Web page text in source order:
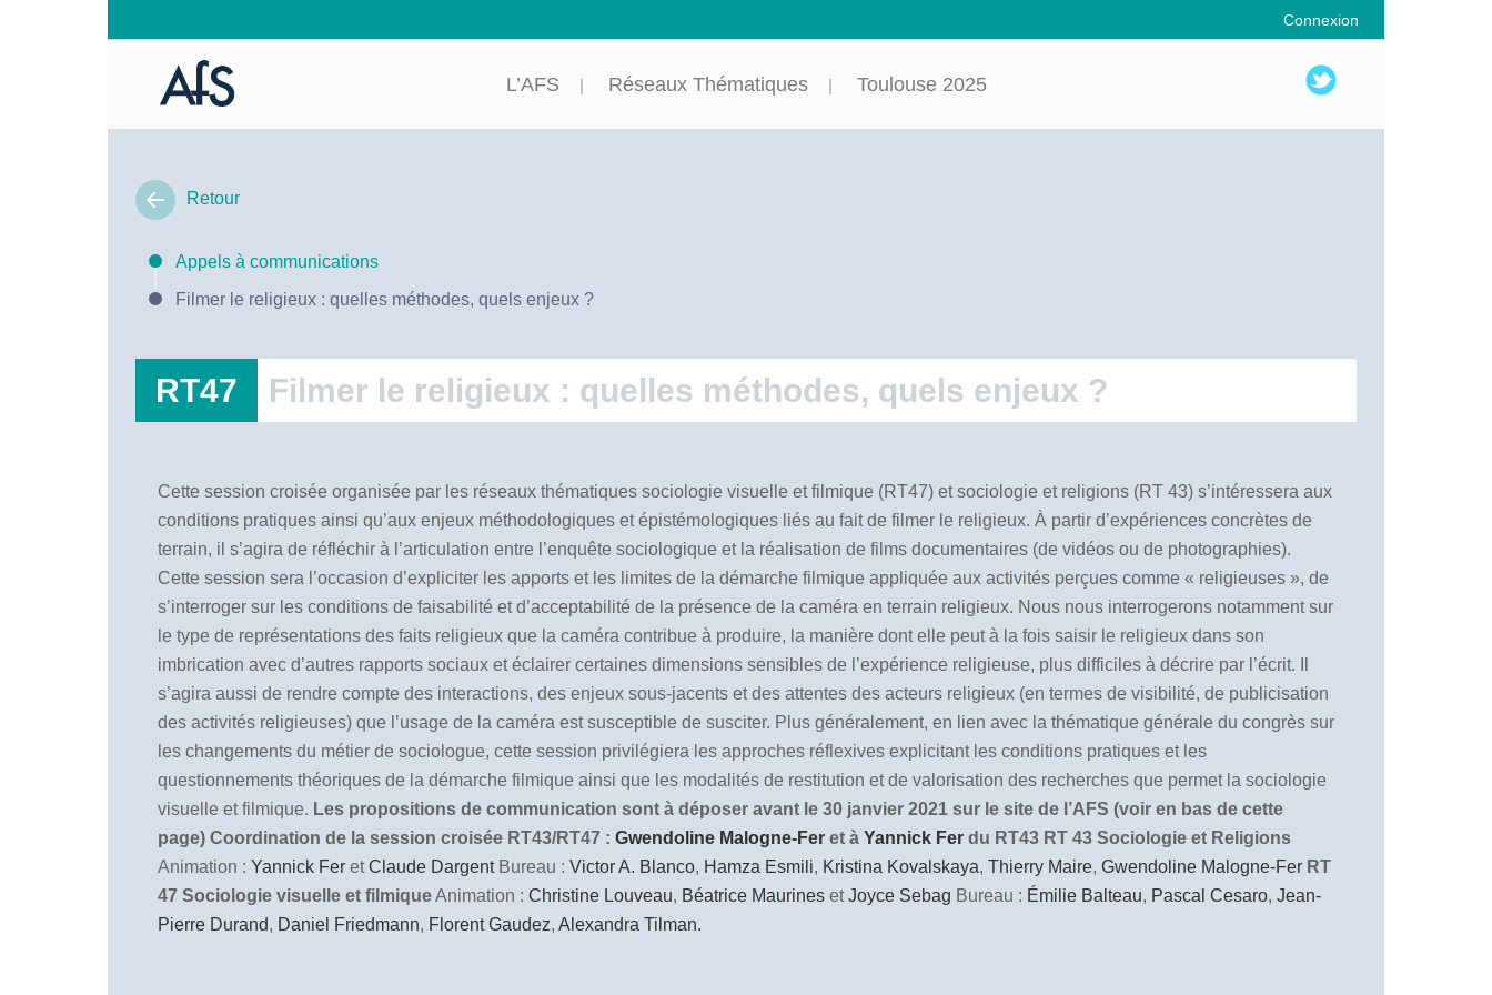
Connexion
L’AFS Réseaux Thématiques Toulouse 2025
Retour
Appels à communications
Filmer le religieux : quelles méthodes, quels enjeux ?
RT47 Filmer le religieux : quelles méthodes, quels enjeux ?
Cette session croisée organisée par les réseaux thématiques sociologie visuelle et filmique (RT47) et sociologie et religions (RT 43) s’intéressera aux
conditions pratiques ainsi qu’aux enjeux méthodologiques et épistémologiques liés au fait de filmer le religieux. À partir d’expériences concrètes de
terrain, il s’agira de réfléchir à l’articulation entre l’enquête sociologique et la réalisation de films documentaires (de vidéos ou de photographies).
Cette session sera l’occasion d’expliciter les apports et les limites de la démarche filmique appliquée aux activités perçues comme « religieuses », de
s’interroger sur les conditions de faisabilité et d’acceptabilité de la présence de la caméra en terrain religieux. Nous nous interrogerons notamment sur
le type de représentations des faits religieux que la caméra contribue à produire, la manière dont elle peut à la fois saisir le religieux dans son
imbrication avec d’autres rapports sociaux et éclairer certaines dimensions sensibles de l’expérience religieuse, plus difficiles à décrire par l’écrit. Il
s’agira aussi de rendre compte des interactions, des enjeux sous-jacents et des attentes des acteurs religieux (en termes de visibilité, de publicisation
des activités religieuses) que l’usage de la caméra est susceptible de susciter. Plus généralement, en lien avec la thématique générale du congrès sur
les changements du métier de sociologue, cette session privilégiera les approches réflexives explicitant les conditions pratiques et les
questionnements théoriques de la démarche filmique ainsi que les modalités de restitution et de valorisation des recherches que permet la sociologie
visuelle et filmique. Les propositions de communication sont à déposer avant le 30 janvier 2021 sur le site de l’AFS (voir en bas de cette
page) Coordination de la session croisée RT43/RT47 : Gwendoline Malogne-Fer et à Yannick Fer du RT43 RT 43 Sociologie et Religions
Animation : Yannick Fer etClaude DargentBureau : Victor A. Blanco, Hamza Esmili, Kristina Kovalskaya, Thierry Maire, Gwendoline Malogne-Fer RT
47 Sociologie visuelle et filmiqueAnimation : Christine Louveau, Béatrice Maurines etJoyce Sebag Bureau : Émilie Balteau, Pascal Cesaro, Jean-
Pierre Durand, Daniel Friedmann, Florent Gaudez, Alexandra Tilman.